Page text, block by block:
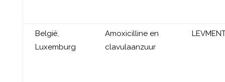
België,
Luxemburg
Amoxicilline en
clavulaanzuur